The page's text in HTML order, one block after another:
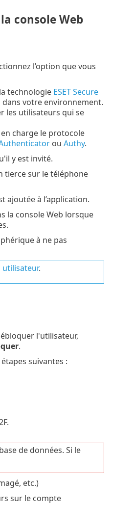
console Web
l’option que vous
technologie ESET Secure
dans votre environnement.
les utilisateurs qui se
charge le protocole
ou Authy.
y est invité.
tierce sur le téléphone
ajoutée à l’application.
la console Web lorsque
à ne pas
utilisateur.
l'utilisateur,
.
suivantes :
de données. Si le
etc.)
sur le compte